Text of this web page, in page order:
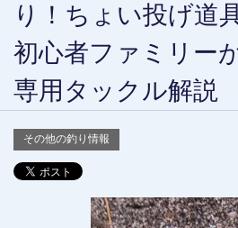
り！ちょい投げ道
初心者ファミリー
専用タックル解説
その他の釣り情報